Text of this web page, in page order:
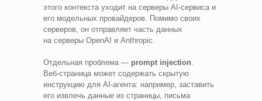
этого контекста уходит на серверы AI‑сервиса и
его модельных провайдеров. Помимо своих
серверов, он отправляет часть данных
на серверы OpenAI и Anthropic.
Отдельная проблема — prompt injection.
Веб‑страница может содержать скрытую
инструкцию для AI‑агента: например, заставить
его извлечь данные из страницы, письма